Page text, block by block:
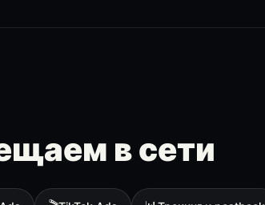
в сети